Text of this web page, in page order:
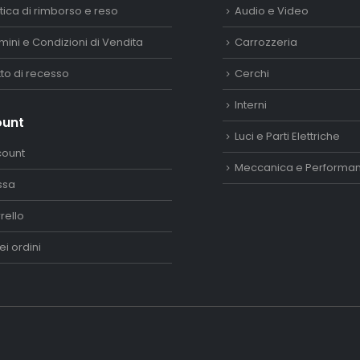
di rimborso e reso
e Condizioni di Vendita
di recesso
ordini
Audio e Video
Carrozzeria
Cerchi
Interni
Luci e Parti Elettriche
Meccanica e